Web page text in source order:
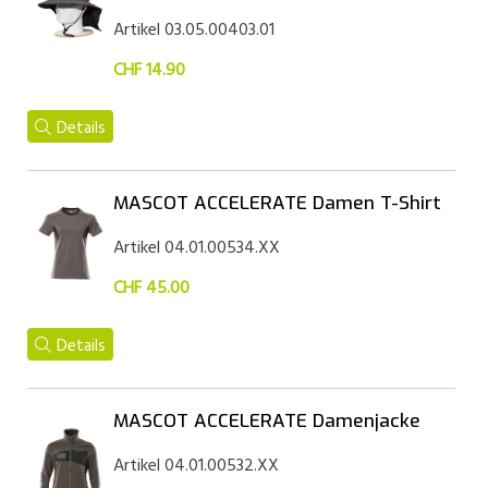
Artikel 03.05.00403.01
CHF 14.90
Details
MASCOT ACCELERATE Damen T-Shirt
Artikel 04.01.00534.XX
CHF 45.00
Details
MASCOT ACCELERATE Damenjacke
Artikel 04.01.00532.XX